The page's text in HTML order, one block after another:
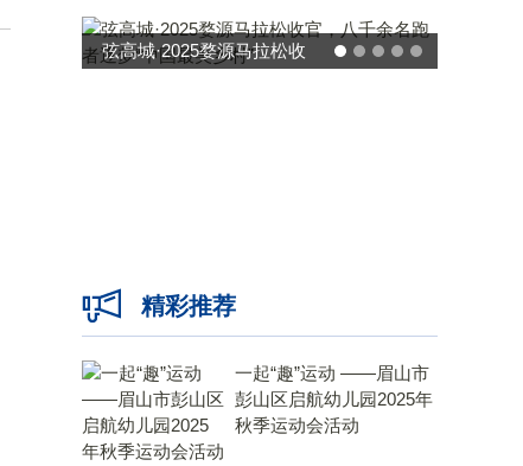
弦高城·2025婺源马拉松收
精彩推荐
一起“趣”运动 ——眉山市
彭山区启航幼儿园2025年
秋季运动会活动